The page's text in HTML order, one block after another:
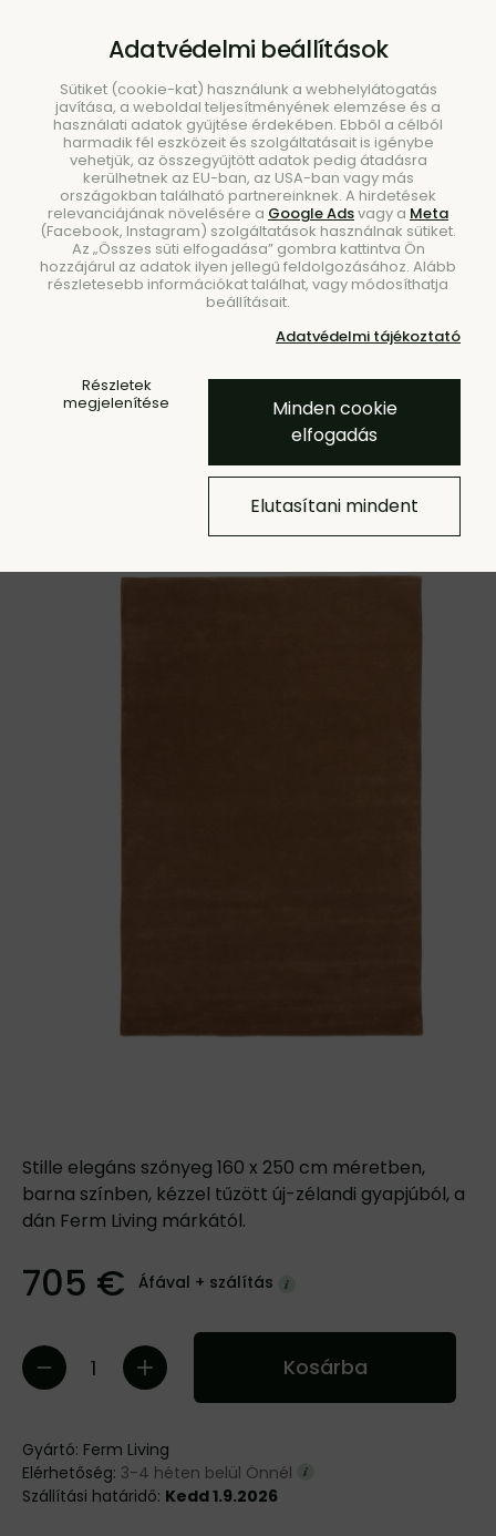
Keresés
Stille Toffee bojtos szőnyeg,
160 x 250 cm – barna
Stille elegáns szőnyeg 160 x 250 cm méretben,
barna színben, kézzel tűzött új-zélandi gyapjúból, a
dán Ferm Living márkától.
705 € Áfával + szálítás
Kosárba
Gyártó: Ferm Living
Elérhetőség: 3-4 héten belül Önnél
Szállítási határidő: Kedd 1.9.2026
Adatvédelmi beállítások
Sütiket (cookie-kat) használunk a webhelylátogatás
javítása, a weboldal teljesítményének elemzése és a
használati adatok gyűjtése érdekében. Ebből a célból
harmadik fél eszközeit és szolgáltatásait is igénybe
vehetjük, az összegyűjtött adatok pedig átadásra
kerülhetnek az EU-ban, az USA-ban vagy más
országokban található partnereinknek. A hirdetések
relevanciájának növelésére a Google Adsvagy a Meta
(Facebook, Instagram) szolgáltatások használnak sütiket.
Az „Összes süti elfogadása” gombra kattintva Ön
hozzájárul az adatok ilyen jellegű feldolgozásához. Alább
részletesebb információkat találhat, vagy módosíthatja
beállításait.
Adatvédelmi tájékoztató
Részletek
megjelenítése
Minden cookie
elfogadás
Elutasítani mindent